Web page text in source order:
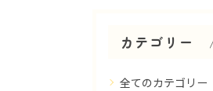
カテゴリー
全てのカテゴリー